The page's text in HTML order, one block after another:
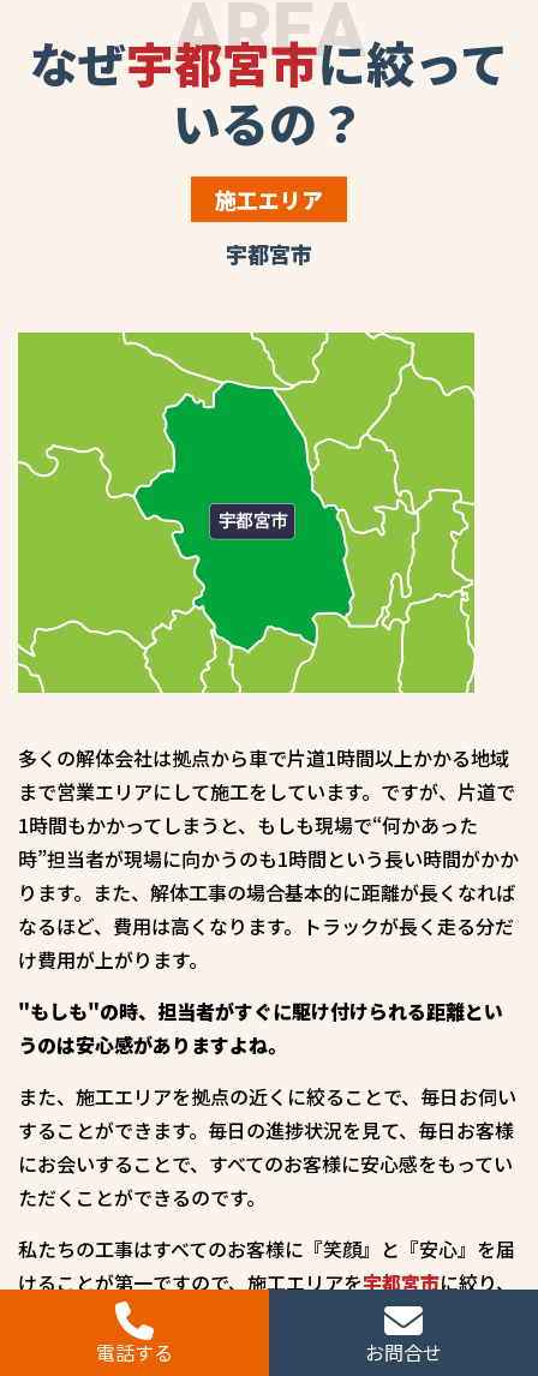
AREA
なぜ宇都宮市に絞って
いるの？
施工エリア
宇都宮市
多くの解体会社は拠点から車で片道1時間以上かかる地域
まで営業エリアにして施工をしています。ですが、片道で
1時間もかかってしまうと、もしも現場で“何かあった
時”担当者が現場に向かうのも1時間という長い時間がかか
ります。また、解体工事の場合基本的に距離が長くなれば
なるほど、費用は高くなります。トラックが長く走る分だ
け費用が上がります。
"もしも"の時、担当者がすぐに駆け付けられる距離とい
うのは安心感がありますよね。
また、施工エリアを拠点の近くに絞ることで、毎日お伺い
することができます。毎日の進捗状況を見て、毎日お客様
にお会いすることで、すべてのお客様に安心感をもってい
ただくことができるのです。
私たちの工事はすべてのお客様に『笑顔』と『安心』を届
けることが第一ですので、施工エリアを宇都宮市に絞り、
ご対応させていただいております。
電話する
お問合せ